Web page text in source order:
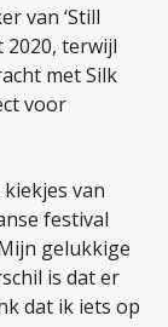
van ‘Still
2020, terwijl
met Silk
voor
van
festival
gelukkige
is dat er
dat ik iets op